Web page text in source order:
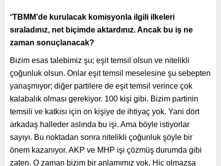
“TBMM’de kurulacak komisyonla ilgili ilkeleri
sıraladınız, net biçimde aktardınız. Ancak bu iş ne
zaman sonuçlanacak?
Bizim esas talebimiz şu; eşit temsil olsun ve nitelikli
çoğunluk olsun. Onlar eşit temsil meselesine şu sebepten
yanaşmıyor; diğer partilere de eşit temsil verince çok
kalabalık olması gerekiyor. 100 kişi gibi. Bizim partinin
temsili ve katkısı için on kişiye de ihtiyaç yok. Yani dört
arkadaş halleder aslında bu işi. Ama böyle istiyorlar
sayıyı. Bu noktadan sonra nitelikli çoğunluk şöyle bir
önem kazanıyor. AKP ve MHP işi çözmüş durumda gibi
zaten. O zaman bizim bir anlamımız yok. Hiç olmazsa